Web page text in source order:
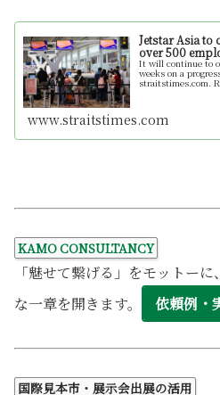
Jetstar Asia to
over 500
It will continue to
weeks on a
straitstimes.com.
www.straitstimes.com
KAMO CONSULTANCY
「魅せて繋げる」をモットー
な一章を開きます。
依頼例・
国際見本市・展示会出展の活用